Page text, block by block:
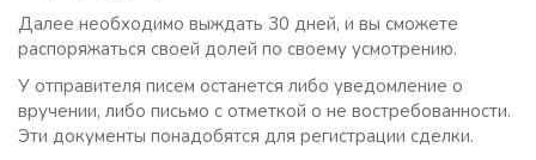
Далее необходимо выждать 30 дней, и вы сможете
распоряжаться своей долей по своему усмотрению.
У отправителя писем останется либо уведомление о
вручении, либо письмо с отметкой о не востребованности.
Эти документы понадобятся для регистрации сделки.